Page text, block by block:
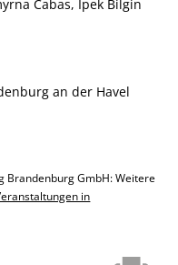
Cabas, Ipek Bilgin
an der Havel
Brandenburg GmbH: Weitere
in